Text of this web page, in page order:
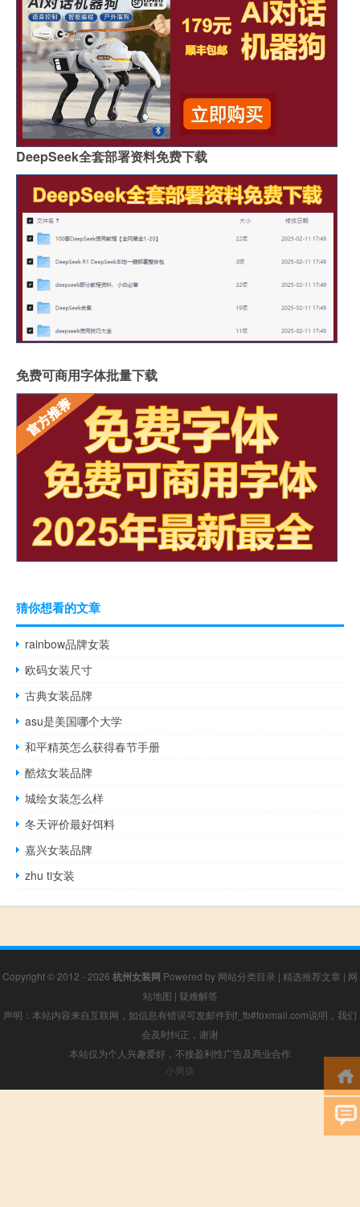
DeepSeek全套部署资料免费下载
免费可商用字体批量下载
猜你想看的文章
rainbow品牌女装
欧码女装尺寸
古典女装品牌
asu是美国哪个大学
和平精英怎么获得春节手册
酷炫女装品牌
城绘女装怎么样
冬天评价最好饵料
嘉兴女装品牌
zhu ti女装
Copyright © 2012 - 2026 杭州女装网 Powered by 网站分类目录 | 精选推荐文章 | 网
站地图 | 疑难解答
声明：本站内容来自互联网，如信息有错误可发邮件到f_fb#foxmail.com说明，我们
会及时纠正，谢谢
本站仅为个人兴趣爱好，不接盈利性广告及商业合作
小男孩